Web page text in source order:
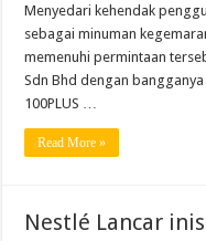
Menyedari kehendak
sebagai minuman
memenuhi permintaan
Sdn Bhd dengan
100PLUS …
Read More »
Nestlé Lancar